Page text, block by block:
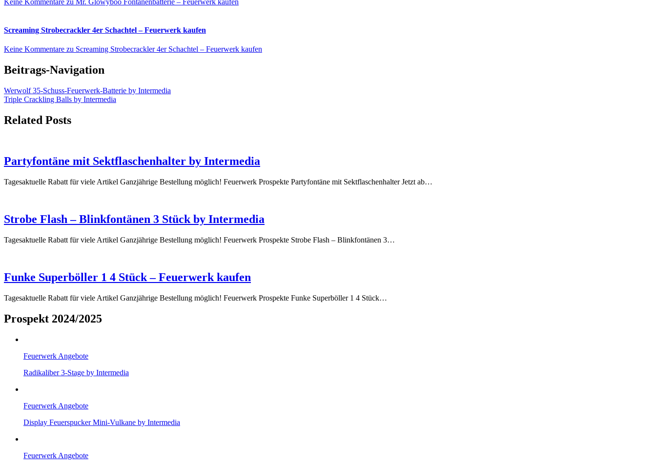
Keine Kommentare zu Mr. Glowyboo Fontänenbatterie – Feuerwerk kaufen
Screaming Strobecrackler 4er Schachtel – Feuerwerk kaufen
Keine Kommentare zu Screaming Strobecrackler 4er Schachtel – Feuerwerk kaufen
Beitrags-Navigation
Werwolf 35-Schuss-Feuerwerk-Batterie by Intermedia
Triple Crackling Balls by Intermedia
Related Posts
Partyfontäne mit Sektflaschenhalter by Intermedia
Tagesaktuelle Rabatt für viele Artikel Ganzjährige Bestellung möglich! Feuerwerk Prospekte Partyfontäne mit Sektflaschenhalter Jetzt ab…
Strobe Flash – Blinkfontänen 3 Stück by Intermedia
Tagesaktuelle Rabatt für viele Artikel Ganzjährige Bestellung möglich! Feuerwerk Prospekte Strobe Flash – Blinkfontänen 3…
Funke Superböller 1 4 Stück – Feuerwerk kaufen
Tagesaktuelle Rabatt für viele Artikel Ganzjährige Bestellung möglich! Feuerwerk Prospekte Funke Superböller 1 4 Stück…
Prospekt 2024/2025
Feuerwerk Angebote
Radikaliber 3-Stage by Intermedia
Feuerwerk Angebote
Display Feuerspucker Mini-Vulkane by Intermedia
Feuerwerk Angebote